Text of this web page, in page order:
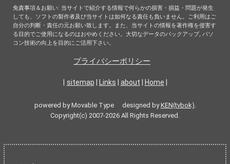
免責事項＆お願い: 当サイトで紹介する情報で何らかの損害・損益・問題が発生
しても、ソフトの製作者及び当サイトは如何なる責任も負いません。ご利用はご
自分の判断・責任の元お願い致します。また、当サイトの情報を著作権を侵害す
る目的でご使用になるのはおやめください。大切なデータのバックアップ, パソ
コン技術の向上を目的にご活用下さい。
プライバシーポリシー
sitemap Links about Home
powered by Movable Type designed byKEN(tvbok)
Copyright(c) 2007-2026 All Rights Reserved.